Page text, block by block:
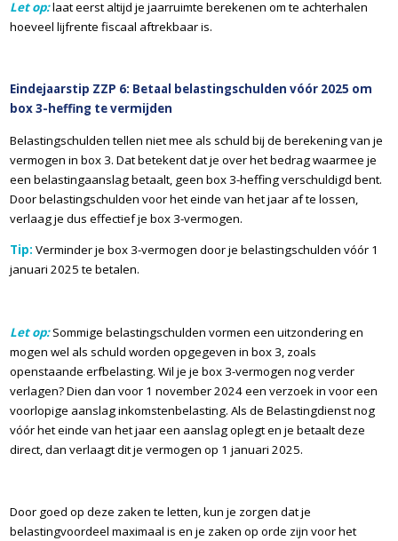
Let op:laat eerst altijd je jaarruimte berekenen om te achterhalen
hoeveel lijfrente fiscaal aftrekbaar is.
Eindejaarstip ZZP 6: Betaal belastingschulden vóór 2025 om
box 3-heffing te vermijden
Belastingschulden tellen niet mee als schuld bij de berekening van je
vermogen in box 3. Dat betekent dat je over het bedrag waarmee je
een belastingaanslag betaalt, geen box 3-heffing verschuldigd bent.
Door belastingschulden voor het einde van het jaar af te lossen,
verlaag je dus effectief je box 3-vermogen.
Tip: Verminder je box 3-vermogen door je belastingschulden vóór 1
januari 2025 te betalen.
Let op:Sommige belastingschulden vormen een uitzondering en
mogen wel als schuld worden opgegeven in box 3, zoals
openstaande erfbelasting. Wil je je box 3-vermogen nog verder
verlagen? Dien dan voor 1 november 2024 een verzoek in voor een
voorlopige aanslag inkomstenbelasting. Als de Belastingdienst nog
vóór het einde van het jaar een aanslag oplegt en je betaalt deze
direct, dan verlaagt dit je vermogen op 1 januari 2025.
Door goed op deze zaken te letten, kun je zorgen dat je
belastingvoordeel maximaal is en je zaken op orde zijn voor het